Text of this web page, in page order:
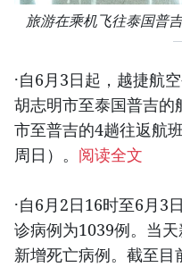
旅游在乘机飞往泰国普
·自6月3日起，越捷航
胡志明市至泰国普吉的
市至普吉的4趟往返航
周日）。 阅读全文
·自6月2日16时至6月3
诊病例为1039例。当
新增死亡病例。截至